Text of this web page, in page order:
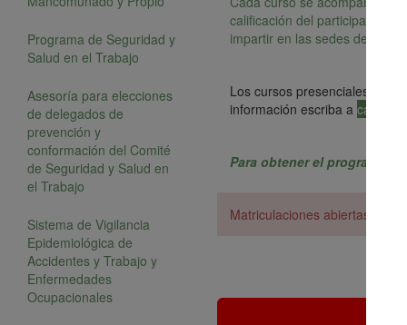
Programa de Seguridad y
Salud en el Trabajo
Asesoría para elecciones
de delegados de
prevención y
conformación del Comité
de Seguridad y Salud en
el Trabajo
Sistema de Vigilancia
Epidemiológica de
Accidentes y Trabajo y
Enfermedades
Ocupacionales
calificación del participante.
impartir en las sedes de las
Los cursos presenciales se
información escriba a
Para obtener el programa
Matriculaciones abiertas todo